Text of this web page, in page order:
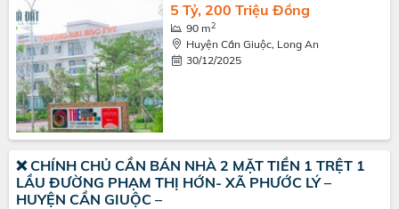
5 Tỷ, 200 Triệu Đồng
90 m2
Huyện Cần Giuộc, Long An
30/12/2025
❌ CHÍNH CHỦ CẦN BÁN NHÀ 2 MẶT TIỀN 1 TRỆT 1
LẦU ĐƯỜNG PHẠM THỊ HỚN- XÃ PHƯỚC LÝ –
HUYỆN CẦN GIUỘC –